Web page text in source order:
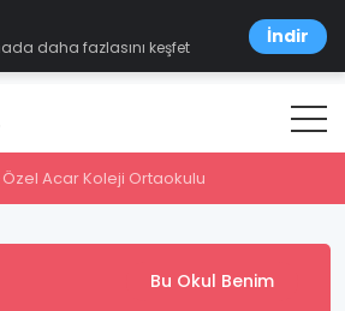
daha fazlasını keşfet
İndir
Özel Acar Koleji Ortaokulu
Bu Okul Benim